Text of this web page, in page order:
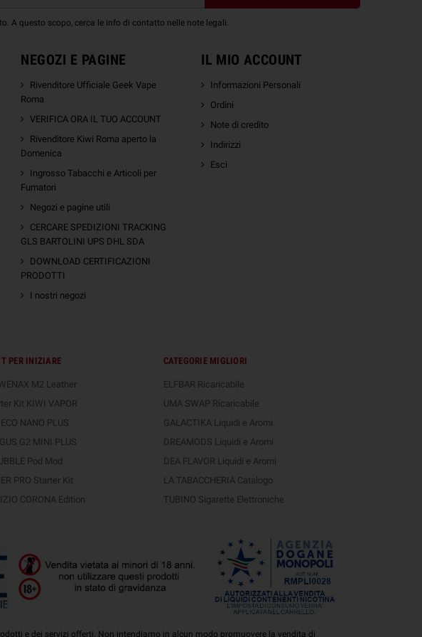
A questo scopo, cerca le info di contatto nelle note legali.
NEGOZI E PAGINE
Rivenditore Ufficiale Geek Vape
Roma
VERIFICA ORA IL TUO ACCOUNT
Rivenditore Kiwi Roma aperto la
Domenica
Ingrosso Tabacchi e Articoli per
Fumatori
Negozi e pagine utili
CERCARE SPEDIZIONI TRACKING
GLS BARTOLINI UPS DHL SDA
DOWNLOAD CERTIFICAZIONI
PRODOTTI
I nostri negozi
IL MIO ACCOUNT
Informazioni Personali
Ordini
Note di credito
Indirizzi
Esci
PER INIZIARE
M2 Leather
Kit KIWI VAPOR
NANO PLUS
G2 MINI PLUS
Pod Mod
PRO Starter Kit
CORONA Edition
CATEGORIE MIGLIORI
ELFBAR Ricaricabile
UMA SWAP Ricaricabile
GALACTIKA Liquidi e Aromi
DREAMODS Liquidi e Aromi
DEA FLAVOR Liquidi e Aromi
LA TABACCHERIA Catalogo
TUBINO Sigarette Elettroniche
e dei servizi offerti. Non intendiamo in alcun modo promuovere la vendita di